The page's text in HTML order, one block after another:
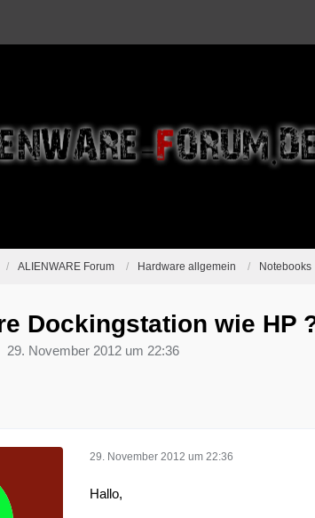
ALIENWARE Forum Hardware allgemein Notebooks
Dockingstation wie HP
29. November 2012 um 22:36
29. November 2012 um 22:36
Hallo,